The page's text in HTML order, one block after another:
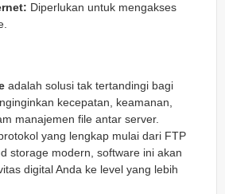
Diperlukan untuk mengakses
adalah solusi tak tertandingi bagi
kecepatan, keamanan,
manajemen file antar server.
yang lengkap mulai dari FTP
storage modern, software ini akan
digital Anda ke level yang lebih